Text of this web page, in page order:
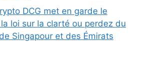
DCG met en garde le
loi sur la clarté ou perdez du
Singapour et des Émirats